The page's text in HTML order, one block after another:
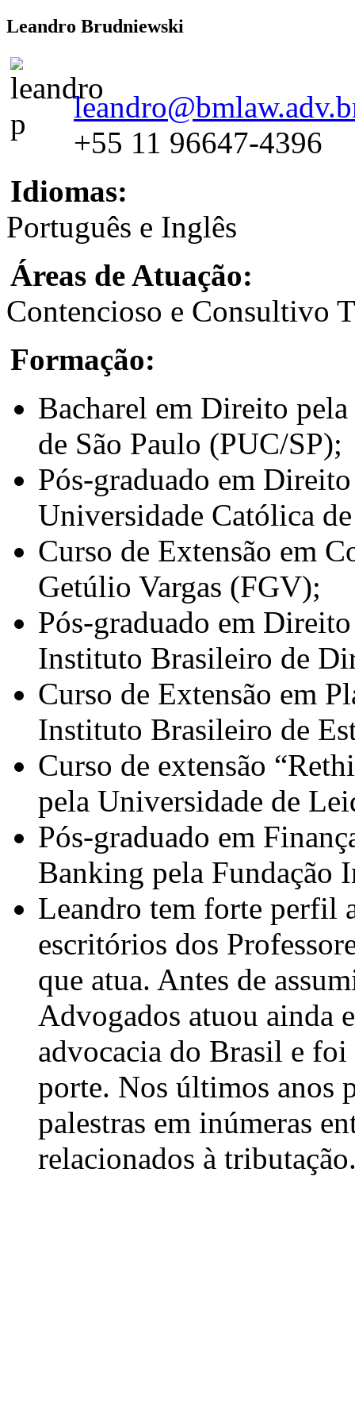
Leandro Brudniewski
+55 11 96647-4396
Idiomas:
Português e Inglês
Áreas de Atuação:
Contencioso e Consultivo
Formação:
Bacharel em Direito
de São Paulo (PUC/SP);
Pós-graduado em
Universidade Católica
Curso de Extensão em
Getúlio Vargas (FGV);
Pós-graduado em
Instituto Brasileiro de
Curso de Extensão em
Instituto Brasileiro de
Curso de extensão
pela Universidade de
Pós-graduado em
Banking pela Fundação
Leandro tem forte perfil
escritórios dos
que atua. Antes de
Advogados atuou ainda
advocacia do Brasil e
porte. Nos últimos anos
palestras em inúmeras
relacionados à